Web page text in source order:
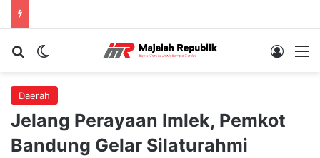
Cari berita...Switch skin Log In
Daerah
Jelang Perayaan Imlek, Pemkot
Bandung Gelar Silaturahmi